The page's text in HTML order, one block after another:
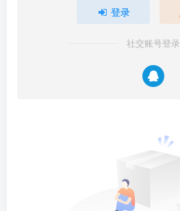
登录
社交账号登录